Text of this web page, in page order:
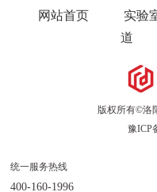
网站首页 实验
道
版权所有©洛
豫ICP
统一服务热线
400-160-1996